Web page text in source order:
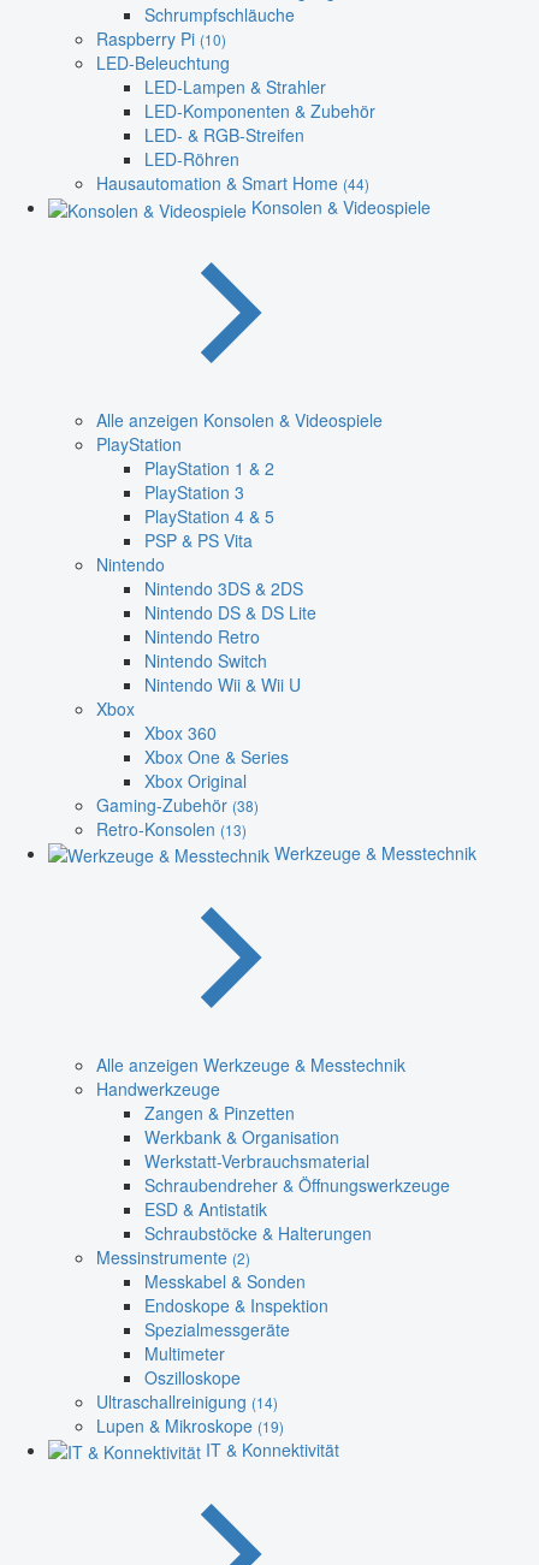
Schrumpfschläuche
Raspberry Pi (10)
LED-Beleuchtung
LED-Lampen & Strahler
LED-Komponenten & Zubehör
LED- & RGB-Streifen
LED-Röhren
Hausautomation & Smart Home (44)
Konsolen & Videospiele
Alle anzeigen Konsolen & Videospiele
PlayStation
PlayStation 1 & 2
PlayStation 3
PlayStation 4 & 5
PSP & PS Vita
Nintendo
Nintendo 3DS & 2DS
Nintendo DS & DS Lite
Nintendo Retro
Nintendo Switch
Nintendo Wii & Wii U
Xbox
Xbox 360
Xbox One & Series
Xbox Original
Gaming-Zubehör (38)
Retro-Konsolen (13)
Werkzeuge & Messtechnik
Alle anzeigen Werkzeuge & Messtechnik
Handwerkzeuge
Zangen & Pinzetten
Werkbank & Organisation
Werkstatt-Verbrauchsmaterial
Schraubendreher & Öffnungswerkzeuge
ESD & Antistatik
Schraubstöcke & Halterungen
Messinstrumente (2)
Messkabel & Sonden
Endoskope & Inspektion
Spezialmessgeräte
Multimeter
Oszilloskope
Ultraschallreinigung (14)
Lupen & Mikroskope (19)
IT & Konnektivität